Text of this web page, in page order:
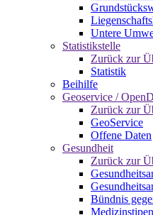
Untere
Statistikstelle
Zurück zur
Statistik
Beihilfe
Geoservice /
Zurück zur
GeoService
Offene Daten
Gesundheit
Zurück zur
Bündnis